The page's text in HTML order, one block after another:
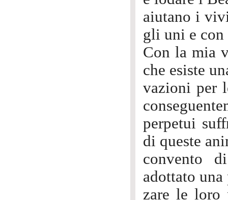
aiutano i
gli uni e
Con la mia
che esiste
vazioni per
perpetui
di queste
convento
adottato
zare le loro